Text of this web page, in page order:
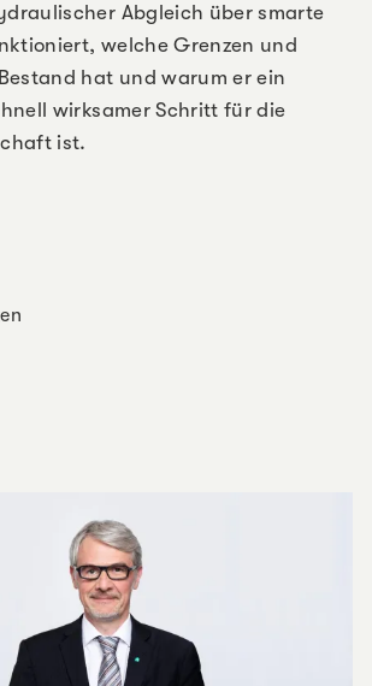
Abgleich über smarte
welche Grenzen und
hat und warum er ein
wirksamer Schritt für die
ist.